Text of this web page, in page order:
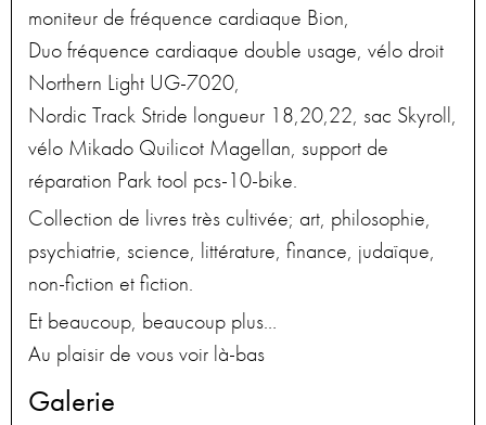
moniteur de fréquence cardiaque Bion,
Duo fréquence cardiaque double usage, vélo droit
Northern Light UG-7020,
Nordic Track Stride longueur 18,20,22, sac Skyroll,
vélo Mikado Quilicot Magellan, support de
réparation Park tool pcs-10-bike.
Collection de livres très cultivée; art, philosophie,
psychiatrie, science, littérature, finance, judaïque,
non-fiction et fiction.
Et beaucoup, beaucoup plus…
Au plaisir de vous voir là-bas
Galerie